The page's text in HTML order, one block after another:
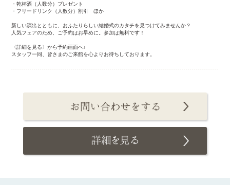
・乾杯酒（人数分）プレゼント
・フリードリンク（人数分）割引 ほか
新しい演出とともに、おふたりらしい結婚式のカタチを見つけてみませんか？
人気フェアのため、ご予約はお早めに。参加は無料です！
〈詳細を見る〉から予約画面へ♪
スタッフ一同、皆さまのご来館を心よりお待ちしております。